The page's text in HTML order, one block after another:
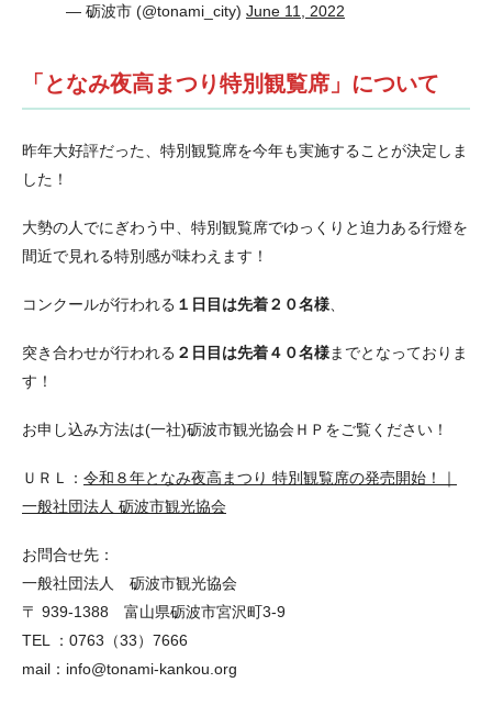
— 砺波市 (@tonami_city) June 11, 2022
「となみ夜高まつり特別観覧席」について
昨年大好評だった、特別観覧席を今年も実施することが決定しま
した！
大勢の人でにぎわう中、特別観覧席でゆっくりと迫力ある行燈を
間近で見れる特別感が味わえます！
コンクールが行われる １日目は先着２０名様
突き合わせが行われる ２日目は先着４０名様までとなっておりま
す！
お申し込み方法は(一社)砺波市観光協会ＨＰをご覧ください！
ＵＲＬ： 令和８年となみ夜高まつり 特別観覧席の発売開始！｜
一般社団法人 砺波市観光協会
お問合せ先：
一般社団法人 砺波市観光協会
〒 939-1388 富山県砺波市宮沢町3-9
TEL ：0763（33）7666
mail：info@tonami-kankou.org